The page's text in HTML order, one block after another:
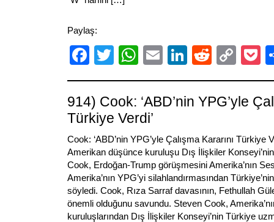
Paylaş:
Facebook
TwitterWhatsApp
EmailLinkedIn
Reddit
Link
914) Cook: ‘ABD’nin YPG’yle
Türkiye Verdi’
Cook: ‘ABD’nin YPG’yle Çalışma Kararını
Amerikan düşünce kuruluşu Dış İlişkiler
Cook, Erdoğan-Trump görüşmesini Amerika’nın
Amerika’nın YPG’yi silahlandırmasından
söyledi. Cook, Rıza Sarraf davasının, Fethullah
önemli olduğunu savundu. Steven Cook,
kuruluşlarından Dış İlişkiler Konseyi’nin Türkiye